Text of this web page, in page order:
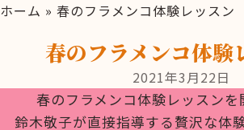
ホーム » 春のフラメンコ体験レッスン
春のフラメンコ体験
2021年3月22日
春のフラメンコ体験レッスンを
鈴木敬子が直接指導する贅沢な体